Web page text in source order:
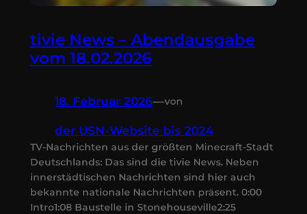
tivie News – Abendausgabe
vom 18.02.2026
18. Februar 2026—von
der USN-Website bis 2024
TV-Nachrichten aus der größten Minecraft-Stadt
Deutschlands: Das sind die tivie News. Neben
innerstädtischen Nachrichten sind hier auch
bekannte nationale Nachrichten präsent. 0:00
Intro1:08 Baustelle in Stonehouseville2:25